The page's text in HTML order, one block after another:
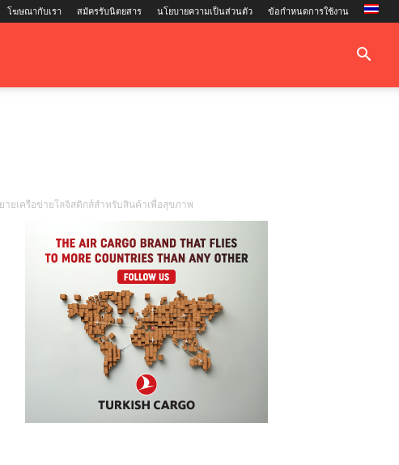
โฆษณากับเรา สมัครรับนิตยสาร นโยบายความเป็นส่วนตัว ข้อกำหนดการใช้งาน
เครือข่ายโลจิสติกส์สำหรับสินค้าเพื่อสุขภาพ